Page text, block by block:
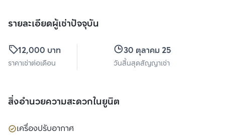
รายละเอียดผู้เช่าปัจจุบัน
12,000 บาท
ราคาเช่าต่อเดือน
30 ตุลาคม 2569
วันสิ้นสุดสัญญาเช่า
สิ่งอำนวยความสะดวกในยูนิต
เครื่องปรับอากาศ